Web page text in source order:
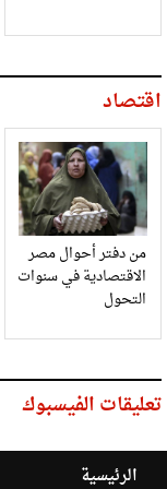
اقتصاد
من دفتر أحوال مصر
الاقتصادية في سنوات
التحول
تعليقات الفيسبوك
الرئيسية